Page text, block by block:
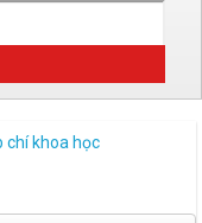
chí khoa học